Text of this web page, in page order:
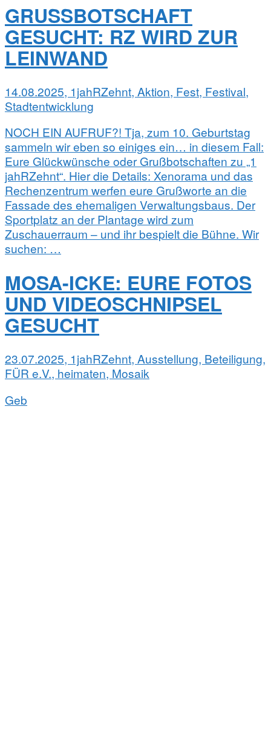
GRUSSBOTSCHAFT G
ESUCHT: RZ WIRD ZUR L
EINWAND
14.08.2025, 1jahRZehnt, Aktion, Fest, Festival,
Stadtentwicklung
NOCH EIN AUFRUF?! Tja, zum 10. Geburtstag
sammeln wir eben so einiges ein… in diesem Fall:
Eure Glückwünsche oder Grußbotschaften zu „1
jahRZehnt“. Hier die Details: Xenorama und das
Rechenzentrum werfen eure Grußworte an die
Fassade des ehemaligen Verwaltungsbaus. Der
Sportplatz an der Plantage wird zum
Zuschauerraum – und ihr bespielt die Bühne. Wir
suchen: …
MOSA-ICKE: EURE FOTOS
UND VIDEOSCHNIPSEL
GESUCHT
23.07.2025, 1jahRZehnt, Ausstellung, Beteiligung,
FÜR e.V., heimaten, Mosaik
Geb